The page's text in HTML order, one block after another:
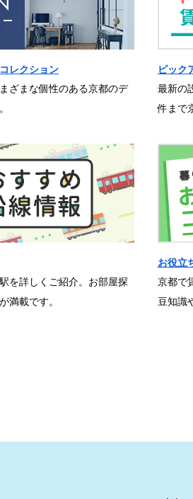
レクション
ざまな個性のある京都のデ
ピック
最新の
件まで
を詳しくご紹介。お部屋探
満載です。
お役立
京都で
豆知識